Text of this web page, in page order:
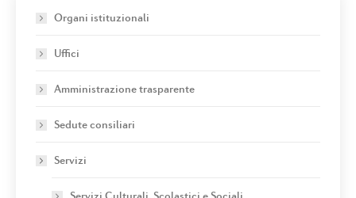
Organi istituzionali
Uffici
Amministrazione trasparente
Sedute consiliari
Servizi